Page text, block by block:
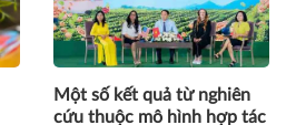
Một số kết quả từ nghiên
cứu thuộc mô hình hợp tác